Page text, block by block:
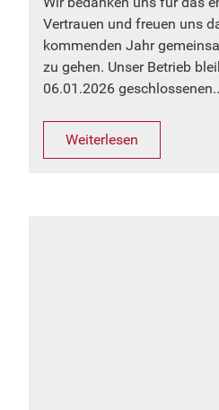
Vertrauen und freuen uns
kommenden Jahr
zu gehen. Unser Betrieb
06.01.2026
Weiterlesen